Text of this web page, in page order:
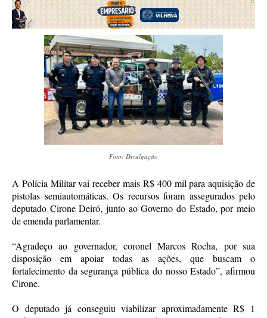
Foto: Divulgação
A Polícia Militar vai receber mais R$ 400 mil para aquisição de
pistolas semiautomáticas. Os recursos foram assegurados pelo
deputado Cirone Deiró, junto ao Governo do Estado, por meio
de emenda parlamentar.
“Agradeço ao governador, coronel Marcos Rocha, por sua
disposição em apoiar todas as ações, que buscam o
fortalecimento da segurança pública do nosso Estado”, afirmou
Cirone.
O deputado já conseguiu viabilizar aproximadamente R$ 1